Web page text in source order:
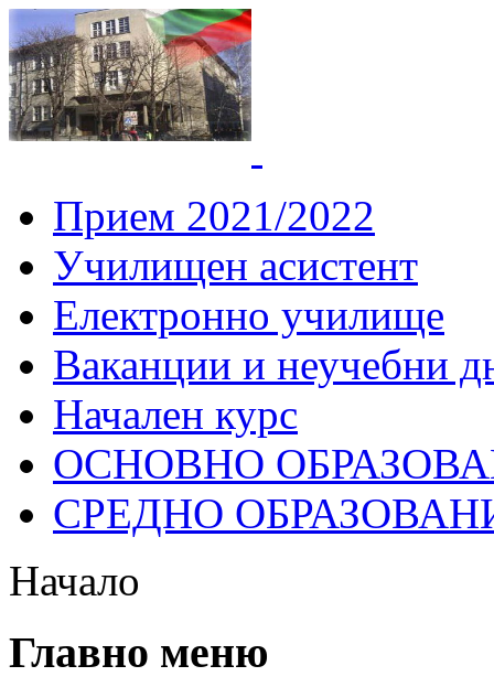
Прием 2021/2022
Училищен асистент
Електронно училище
Ваканции и неучебни
Начален курс
ОСНОВНО
СРЕДНО
Начало
Главно меню